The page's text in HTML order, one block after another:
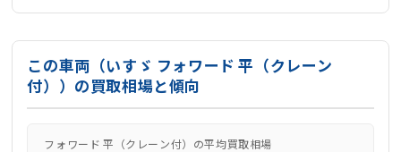
この車両（いすゞ フォワード 平（クレーン
付））の買取相場と傾向
フォワード 平（クレーン付）の平均買取相場